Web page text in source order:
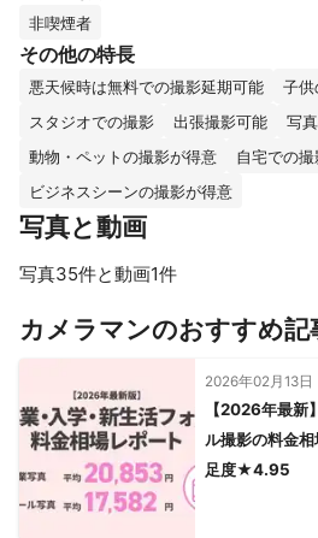
非喫煙者
その他の特長
悪天候時は無料での撮影延期可能
子供
スタジオでの撮影
出張撮影可能
写
動物・ペットの撮影が得意
自宅での
ビジネスシーンの撮影が得意
写真と動画
写真35件と動画1件
カメラマンのおすすめ記
2026年02月13日
【2026年最新
ル撮影の料金
足度★4.95